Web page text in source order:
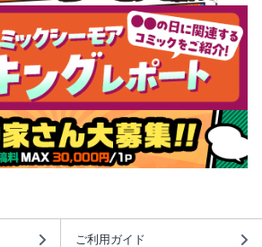
ご利用ガイド